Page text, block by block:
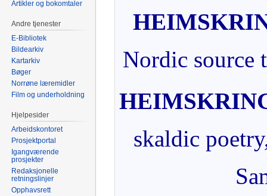
Nordic source
skaldic
Artikler og bokomtaler
Andre tjenester
E-Bibliotek
Bildearkiv
Kartarkiv
Bøger
Norrøne læremidler
Film og underholdning
Hjelpesider
Arbeidskontoret
Prosjektportal
Igangværende
prosjekter
Redaksjonelle
retningslinjer
Opphavsrett